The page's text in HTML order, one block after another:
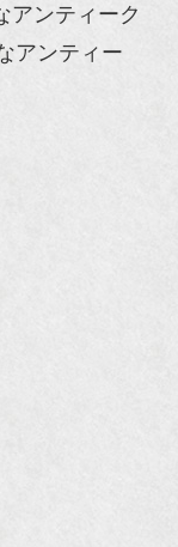
アンティーク
アンティー